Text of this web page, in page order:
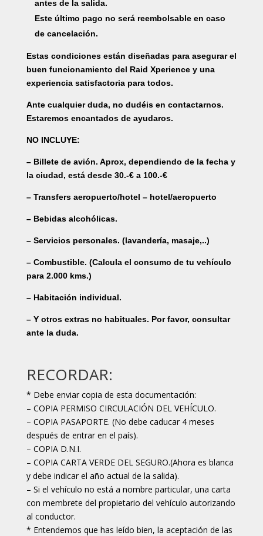
antes de la salida.
Este último pago no será reembolsable en caso
de cancelación.
Estas condiciones están diseñadas para asegurar el
buen funcionamiento del Raid Xperience y una
experiencia satisfactoria para todos.
Ante cualquier duda, no dudéis en contactarnos.
Estaremos encantados de ayudaros.
NO INCLUYE:
– Billete de avión. Aprox, dependiendo de la fecha y
la ciudad, está desde 30.-€ a 100.-€
– Transfers aeropuerto/hotel – hotel/aeropuerto
– Bebidas alcohólicas.
– Servicios personales. (lavandería, masaje,..)
– Combustible. (Calcula el consumo de tu vehículo
para 2.000 kms.)
– Habitación individual.
– Y otros extras no habituales. Por favor, consultar
ante la duda.
RECORDAR:
* Debe enviar copia de esta documentación:
– COPIA PERMISO CIRCULACIÓN DEL VEHÍCULO.
– COPIA PASAPORTE. (No debe caducar 4 meses
después de entrar en el país).
– COPIA D.N.I.
– COPIA CARTA VERDE DEL SEGURO.(Ahora es blanca
y debe indicar el año actual de la salida).
– Si el vehículo no está a nombre particular, una carta
con membrete del propietario del vehículo autorizando
al conductor.
* Entendemos que has leído bien, la aceptación de las